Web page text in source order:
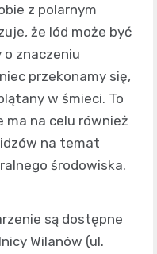
z polarnym
że lód może być
o znaczeniu
przekonamy się,
w śmieci. To
na celu również
na temat
środowiska.
są dostępne
Wilanów (ul.